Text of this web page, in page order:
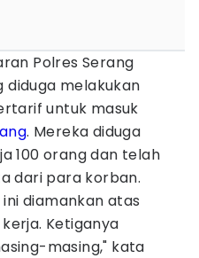
Polres Serang
diduga melakukan
untuk masuk
. Mereka diduga
100 orang dan telah
dari para korban.
diamankan atas
Ketiganya
masing," kata